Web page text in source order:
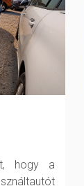
hogy a